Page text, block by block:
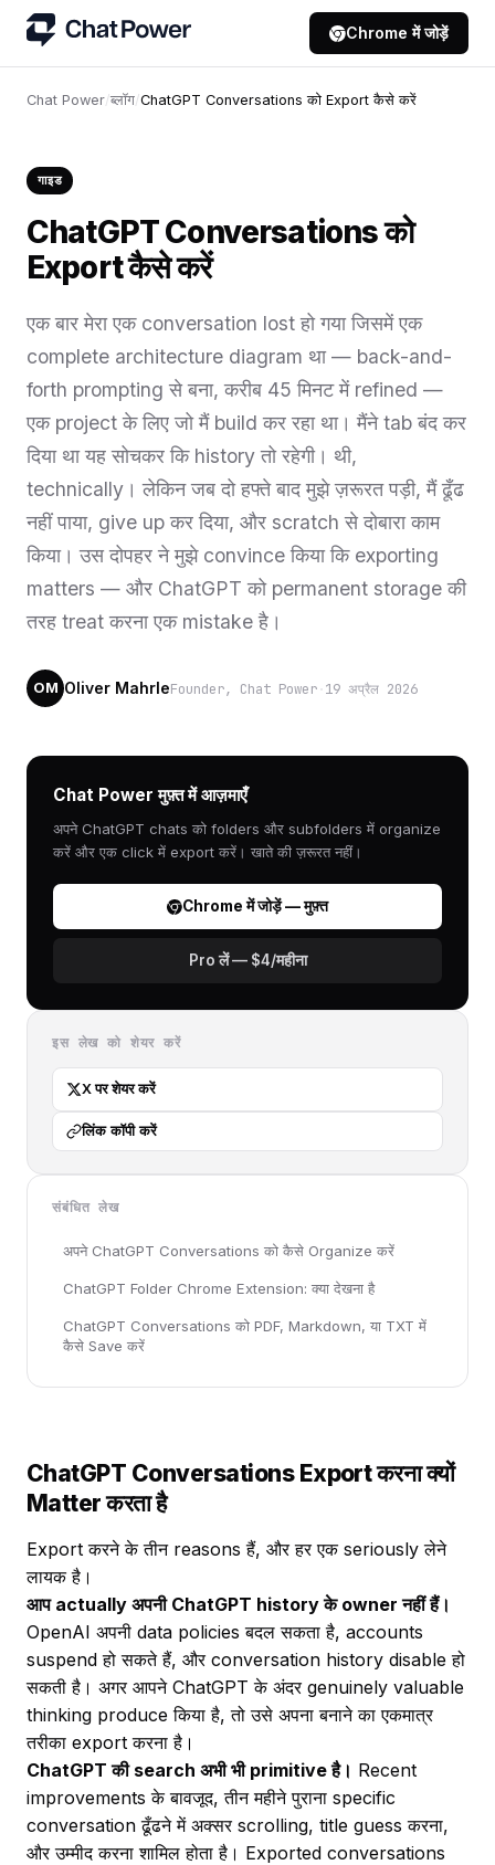
Chrome में जोड़ें
Chat Power/ब्लॉग/ChatGPT Conversations को Export कैसे करें
गाइड
ChatGPT Conversations को
Export कैसे करें
एक बार मेरा एक conversation lost हो गया जिसमें एक
complete architecture diagram था — back-and-
forth prompting से बना, करीब 45 मिनट में refined —
एक project के लिए जो मैं build कर रहा था। मैंने tab बंद कर
दिया था यह सोचकर कि history तो रहेगी। थी,
technically। लेकिन जब दो हफ्ते बाद मुझे ज़रूरत पड़ी, मैं ढूँढ
नहीं पाया, give up कर दिया, और scratch से दोबारा काम
किया। उस दोपहर ने मुझे convince किया कि exporting
matters — और ChatGPT को permanent storage की
तरह treat करना एक mistake है।
OM Oliver MahrleFounder, Chat Power ·19 अप्रैल 2026
ChatGPT Conversations Export करना क्यों
Matter करता है
Export करने के तीन reasons हैं, और हर एक seriously लेने
लायक है।
आप actually अपनी ChatGPT history के owner नहीं हैं।
OpenAI अपनी data policies बदल सकता है, accounts
suspend हो सकते हैं, और conversation history disable हो
सकती है। अगर आपने ChatGPT के अंदर genuinely valuable
thinking produce किया है, तो उसे अपना बनाने का एकमात्र
तरीका export करना है।
ChatGPT की search अभी भी primitive है। Recent
improvements के बावजूद, तीन महीने पुराना specific
conversation ढूँढने में अक्सर scrolling, title guess करना,
और उम्मीद करना शामिल होता है। Exported conversations
Chat Power मुफ़्त में आज़माएँ
अपने ChatGPT chats को folders और subfolders में organize
करें और एक click में export करें। खाते की ज़रूरत नहीं।
Chrome में जोड़ें — मुफ़्त
Pro लें — $4/महीना
इस लेख को शेयर करें
X पर शेयर करें
लिंक कॉपी करें
संबंधित लेख
अपने ChatGPT Conversations को कैसे Organize करें
ChatGPT Folder Chrome Extension: क्या देखना है
ChatGPT Conversations को PDF, Markdown, या TXT में
कैसे Save करें